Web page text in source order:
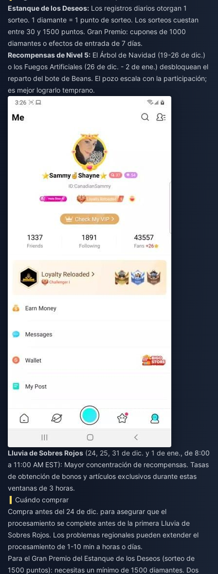
Estanque de los Deseos: Los registros diarios otorgan 1
sorteo. 1 diamante = 1 punto de sorteo. Los sorteos cuestan
entre 30 y 1500 puntos. Gran Premio: cupones de 1000
diamantes o efectos de entrada de 7 días.
Recompensas de Nivel 5: El Árbol de Navidad (19-26 de dic.)
o los Fuegos Artificiales (26 de dic. - 2 de ene.) desbloquean el
reparto del bote de Beans. El pozo escala con la participación;
es mejor lograrlo temprano.
Lluvia de Sobres Rojos (24, 25, 31 de dic. y 1 de ene., de 8:00
a 11:00 AM EST): Mayor concentración de recompensas. Tasas
de obtención de bonos y artículos exclusivos durante estas
ventanas de 3 horas.
Cuándo comprar
Compra antes del 24 de dic. para asegurar que el
procesamiento se complete antes de la primera Lluvia de
Sobres Rojos. Los problemas regionales pueden extender el
procesamiento de 1-10 min a horas o días.
Para el Gran Premio del Estanque de los Deseos (sorteo de
1500 puntos): necesitas un mínimo de 1500 diamantes. Dos